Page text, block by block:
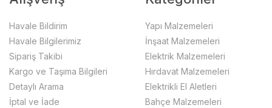
Havale Bildirim
Havale Bilgilerimiz
Sipariş Takibi
Kargo ve Taşıma Bilgileri
Detaylı Arama
İptal ve İade
Yapı Malzemeleri
İnşaat Malzemeleri
Elektrik Malzemeleri
Hırdavat Malzemeleri
Elektrikli El Aletleri
Bahçe Malzemeleri